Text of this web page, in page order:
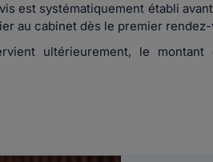
est systématiquement établi
au cabinet dès le premier
ultérieurement, le